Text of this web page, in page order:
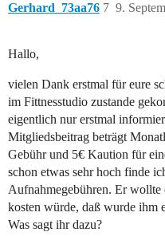
Gerhard_73aa76 9.
7
Hallo,
vielen Dank erstmal für eure
im Fittnesstudio zustande
eigentlich nur erstmal
Mitgliedsbeitrag beträgt
Gebühr und 5€ Kaution für
schon etwas sehr hoch finde
Aufnahmegebühren. Er
kosten würde, daß wurde ihm
Was sagt ihr dazu?